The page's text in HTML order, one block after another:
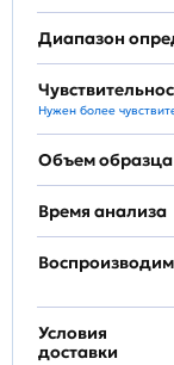
Диапазон
Нужен более
Объем образца
Время анализа
Условия
доставки